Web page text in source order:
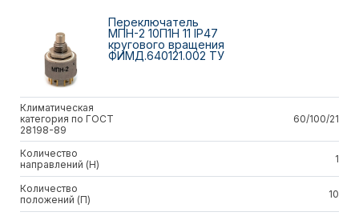
Переключатель
МПН-2 10П1Н 11 IP47
кругового вращения
ФИМД.640121.002 ТУ
Климатическая
категория по ГОСТ
28198-89
60/100/21
Количество
направлений (Н)
1
Количество
положений (П)
10